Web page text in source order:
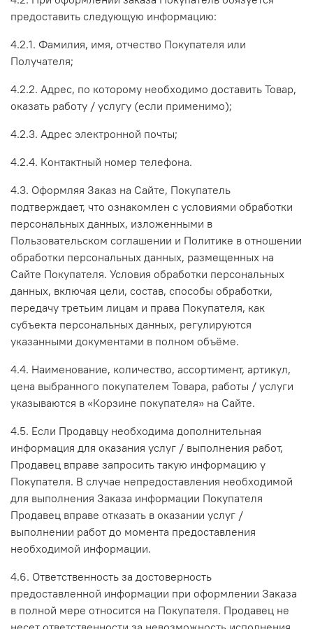
предоставить следующую информацию:
4.2.1. Фамилия, имя, отчество Покупателя или
Получателя;
4.2.2. Адрес, по которому необходимо доставить Товар,
оказать работу / услугу (если применимо);
4.2.3. Адрес электронной почты;
4.2.4. Контактный номер телефона.
4.3. Оформляя Заказ на Сайте, Покупатель
подтверждает, что ознакомлен с условиями обработки
персональных данных, изложенными в
Пользовательском соглашении и Политике в отношении
обработки персональных данных, размещенных на
Сайте Покупателя. Условия обработки персональных
данных, включая цели, состав, способы обработки,
передачу третьим лицам и права Покупателя, как
субъекта персональных данных, регулируются
указанными документами в полном объёме.
4.4. Наименование, количество, ассортимент, артикул,
цена выбранного покупателем Товара, работы / услуги
указываются в «Корзине покупателя» на Сайте.
4.5. Если Продавцу необходима дополнительная
информация для оказания услуг / выполнения работ,
Продавец вправе запросить такую информацию у
Покупателя. В случае непредоставления необходимой
для выполнения Заказа информации Покупателя
Продавец вправе отказать в оказании услуг /
выполнении работ до момента предоставления
необходимой информации.
4.6. Ответственность за достоверность
предоставленной информации при оформлении Заказа
в полной мере относится на Покупателя. Продавец не